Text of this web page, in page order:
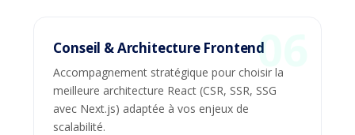
Conseil & Architecture Frontend
Accompagnement stratégique pour choisir la
meilleure architecture React (CSR, SSR, SSG
avec Next.js) adaptée à vos enjeux de
scalabilité.